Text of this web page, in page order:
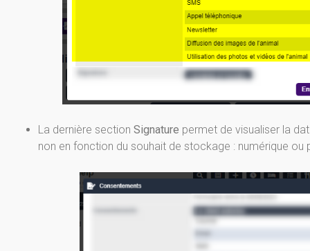
La dernière section Signature permet de visualiser la
non en fonction du souhait de stockage : numérique ou